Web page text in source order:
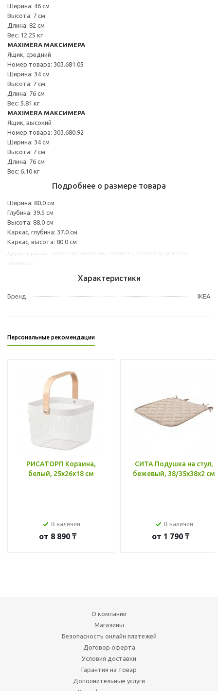
Ширина: 46 см
Высота: 7 см
Длина: 82 см
Вес: 12.25 кг
MAXIMERA МАКСИМЕРА
Ящик, средний
Номер товара: 303.681.05
Ширина: 34 см
Высота: 7 см
Длина: 76 см
Вес: 5.81 кг
MAXIMERA МАКСИМЕРА
Ящик, высокий
Номер товара: 303.680.92
Ширина: 34 см
Высота: 7 см
Длина: 76 см
Вес: 6.10 кг
Подробнее о размере товара
Ширина: 80.0 см
Глубина: 39.5 см
Высота: 88.0 см
Каркас, глубина: 37.0 см
Каркас, высота: 80.0 см
Характеристики
Бренд IKEA
Персональные рекомендации
РИСАТОРП Корзина,
белый, 25x26x18 см
В наличии
от 8 890 ₸
СИТА Подушка на стул,
бежевый, 38/35x38x2 см
В наличии
от 1 790 ₸
О компании
Магазины
Безопасность онлайн платежей
Договор оферта
Условия доставки
Гарантия на товар
Дополнительные услуги